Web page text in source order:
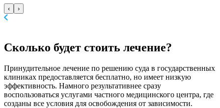
‹ ›
Сколько будет стоить лечение?
Принудительное лечение по решению суда в государственных
клиниках предоставляется бесплатно, но имеет низкую
эффективность. Намного результативнее сразу
воспользоваться услугами частного медицинского центра, где
созданы все условия для освобождения от зависимости.